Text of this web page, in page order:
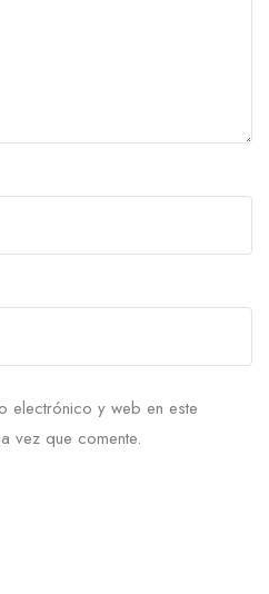
electrónico y web en este
vez que comente.